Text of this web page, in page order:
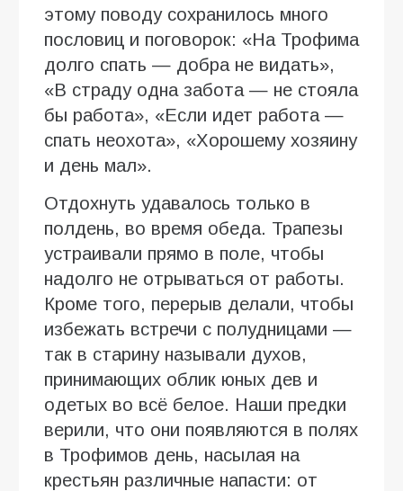
этому поводу сохранилось много
пословиц и поговорок: «На Трофима
долго спать — добра не видать»,
«В страду одна забота — не стояла
бы работа», «Если идет работа —
спать неохота», «Хорошему хозяину
и день мал».
Отдохнуть удавалось только в
полдень, во время обеда. Трапезы
устраивали прямо в поле, чтобы
надолго не отрываться от работы.
Кроме того, перерыв делали, чтобы
избежать встречи с полудницами —
так в старину называли духов,
принимающих облик юных дев и
одетых во всё белое. Наши предки
верили, что они появляются в полях
в Трофимов день, насылая на
крестьян различные напасти: от